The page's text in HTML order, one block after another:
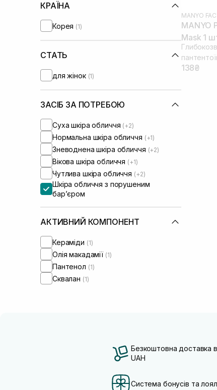
КРАЇНА
Корея (1)
СТАТЬ
для жінок (1)
ЗАСІБ ЗА ПОТРЕБОЮ
Суха шкіра обличчя (+2)
Нормальна шкіра обличчя (+1)
Зневоднена шкіра обличчя (+2)
Вікова шкіра обличчя (+1)
Чутлива шкіра обличчя (+2)
Шкіра обличчя з порушеним
барʼєром
АКТИВНИЙ КОМПОНЕНТ
Кераміди (1)
Олія макадамії (1)
Пантенол (1)
Сквалан (1)
MANYO
MANYO
Mask 1
138₴
Безкоштовна доставка
UAH
Система бонусів та